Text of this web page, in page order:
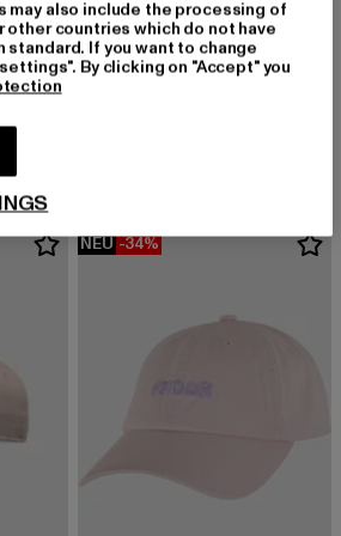
NEU -34%
may also include the processing of
other countries which do not have
standard. If you want to change
By clicking on "Accept" you